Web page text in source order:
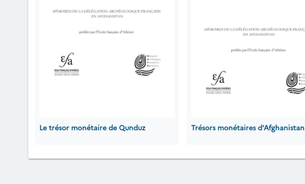
Le trésor monétaire de Qunduz Trésors monétaires d'Afghanistan